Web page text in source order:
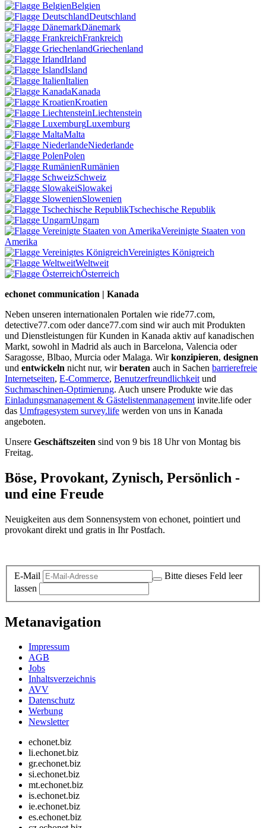
Belgien
Deutschland
Dänemark
Frankreich
Griechenland
Irland
Island
Italien
Kanada
Kroatien
Liechtenstein
Luxemburg
Malta
Niederlande
Polen
Rumänien
Schweiz
Slowakei
Slowenien
Tschechische Republik
Ungarn
Vereinigte Staaten von
Amerika
Vereinigtes Königreich
Weltweit
Österreich
echonet communication | Kanada
Neben unseren internationalen Portalen wie ride77.com,
detective77.com oder dance77.com sind wir auch mit Produkten
und Dienstleistungen für Kunden in Kanada aktiv auf kanadischen
Markt, sowohl in Madrid als auch in Barcelona, Valencia oder
Saragosse, Blbao, Murcia oder Malaga. Wirkonzipieren, designen
und entwickeln nicht nur, wirberaten auch in Sachen barrierefreie
Internetseiten, E-Commerce, Benutzerfreundlichkeit und
Suchmaschinen-Optimierung. Auch unsere Produkte wie das
Einladungsmanagement & Gästelistenmanagement invite.life oder
das Umfragesystem survey.life werden von uns in Kanada
angeboten.
Unsere Geschäftszeiten sind von 9 bis 18 Uhr von Montag bis
Freitag.
Böse, Provokant, Zynisch, Persönlich -
und eine Freude
Neuigkeiten aus dem Sonnensystem von echonet, pointiert und
provokant direkt und gratis in Ihr Postfach.
E-Mail
Bitte dieses Feld leer
lassen
Metanavigation
Impressum
AGB
Jobs
Inhaltsverzeichnis
AVV
Datenschutz
Werbung
Newsletter
echonet.biz
li.echonet.biz
gr.echonet.biz
si.echonet.biz
mt.echonet.biz
is.echonet.biz
ie.echonet.biz
es.echonet.biz